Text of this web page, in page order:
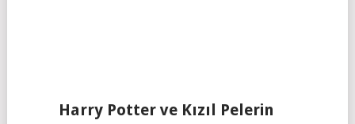
Harry Potter ve Kızıl Pelerin